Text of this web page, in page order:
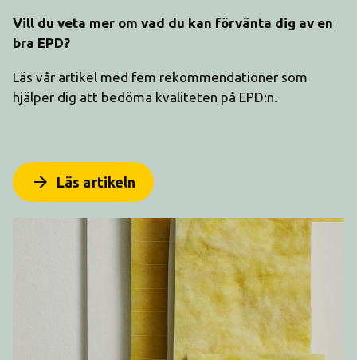
Vill du veta mer om vad du kan förvänta dig av en
bra EPD?
Läs vår artikel med fem rekommendationer som
hjälper dig att bedöma kvaliteten på EPD:n.
arrow_forward Läs artikeln